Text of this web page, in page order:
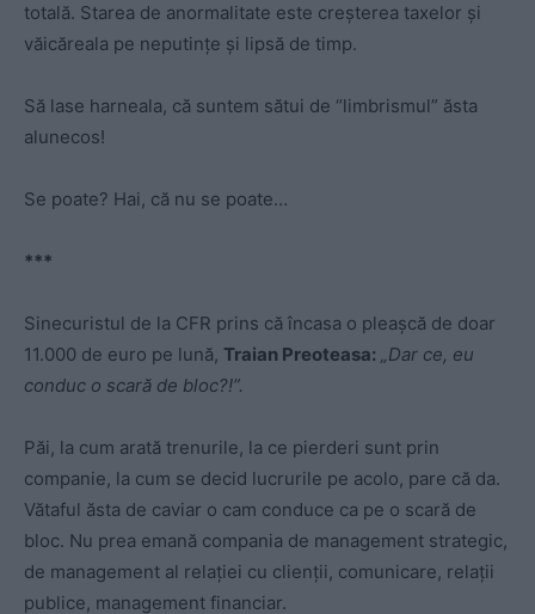
totală. Starea de anormalitate este creșterea taxelor și
văicăreala pe neputințe și lipsă de timp.
Să lase harneala, că suntem sătui de “limbrismul” ăsta
alunecos!
Se poate? Hai, că nu se poate…
***
Sinecuristul de la CFR prins că încasa o pleașcă de doar
11.000 de euro pe lună, Traian Preoteasa: „Dar ce, eu
conduc o scară de bloc?!”.
Păi, la cum arată trenurile, la ce pierderi sunt prin
companie, la cum se decid lucrurile pe acolo, pare că da.
Vătaful ăsta de caviar o cam conduce ca pe o scară de
bloc. Nu prea emană compania de management strategic,
de management al relației cu clienții, comunicare, relații
publice, management financiar.